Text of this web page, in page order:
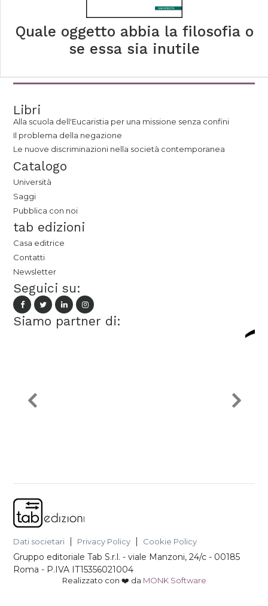
Quale oggetto abbia la filosofia o
se essa sia inutile
Libri
Alla scuola dell'Eucaristia per una missione senza confini
Il problema della negazione
Le nuove discriminazioni nella società contemporanea
Catalogo
Università
Saggi
Pubblica con noi
tab edizioni
Casa editrice
Contatti
Newsletter
Seguici su:
Siamo partner di:
Dati societari Privacy Policy Cookie Policy
Gruppo editoriale Tab S.r.l. -viale Manzoni, 24/c - 00185
Roma - P.IVA IT15356021004
Realizzato con ❤️ da MONK Software